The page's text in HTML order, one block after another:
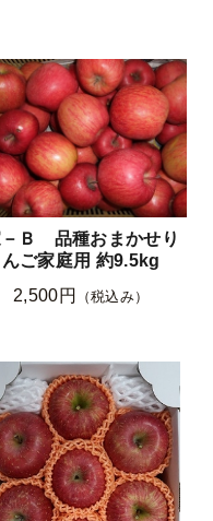
Ｂ 品種おまかせり
んご家庭用 約9.5kg
2,500円
（税込み）